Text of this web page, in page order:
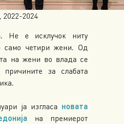
2022-2024
Не е исклучок ниту
само четири жени. Од
на жени во влада се
за слабата
ја изгласа новата
на премиерот